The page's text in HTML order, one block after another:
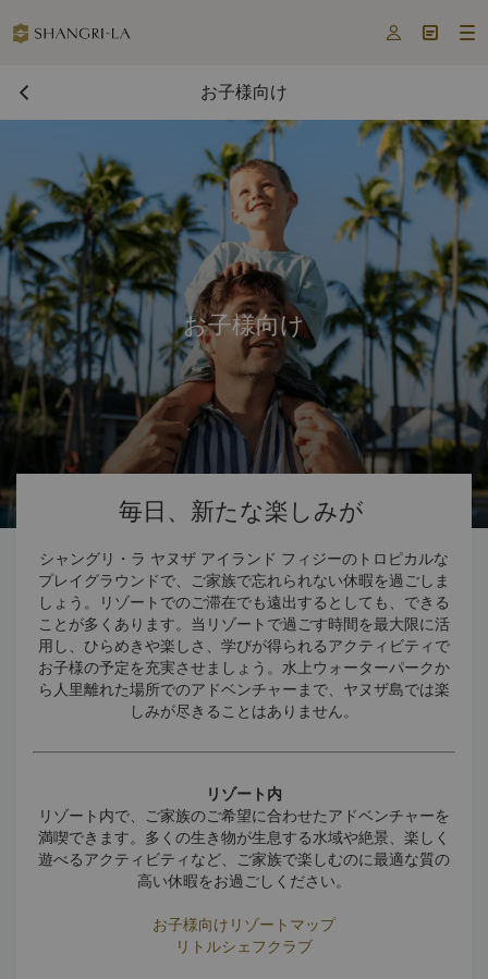
  
お子様向け
お子様向け
毎日、新たな楽しみが
シャングリ・ラ ヤヌザ アイランド フィジーのトロピカルな
プレイグラウンドで、ご家族で忘れられない休暇を過ごしま
しょう。リゾートでのご滞在でも遠出するとしても、できる
ことが多くあります。当リゾートで過ごす時間を最大限に活
用し、ひらめきや楽しさ、学びが得られるアクティビティで
お子様の予定を充実させましょう。水上ウォーターパークか
ら人里離れた場所でのアドベンチャーまで、ヤヌザ島では楽
しみが尽きることはありません。
リゾート内
リゾート内で、ご家族のご希望に合わせたアドベンチャーを
満喫できます。多くの生き物が生息する水域や絶景、楽しく
遊べるアクティビティなど、ご家族で楽しむのに最適な質の
高い休暇をお過ごしください。
お子様向けリゾートマップ
リトルシェフクラブ